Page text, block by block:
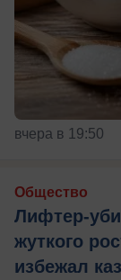
вчера в 19:50
Общество
Лифтер-
жуткого
избежал